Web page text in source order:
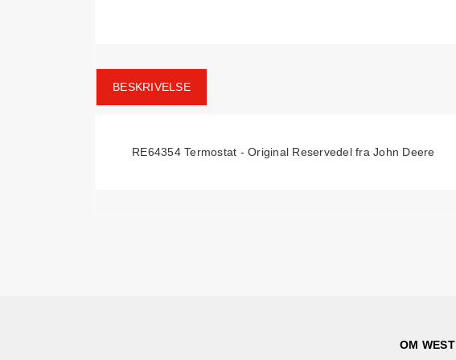
BESKRIVELSE
RE64354 Termostat - Original Reservedel fra John Deere
OM